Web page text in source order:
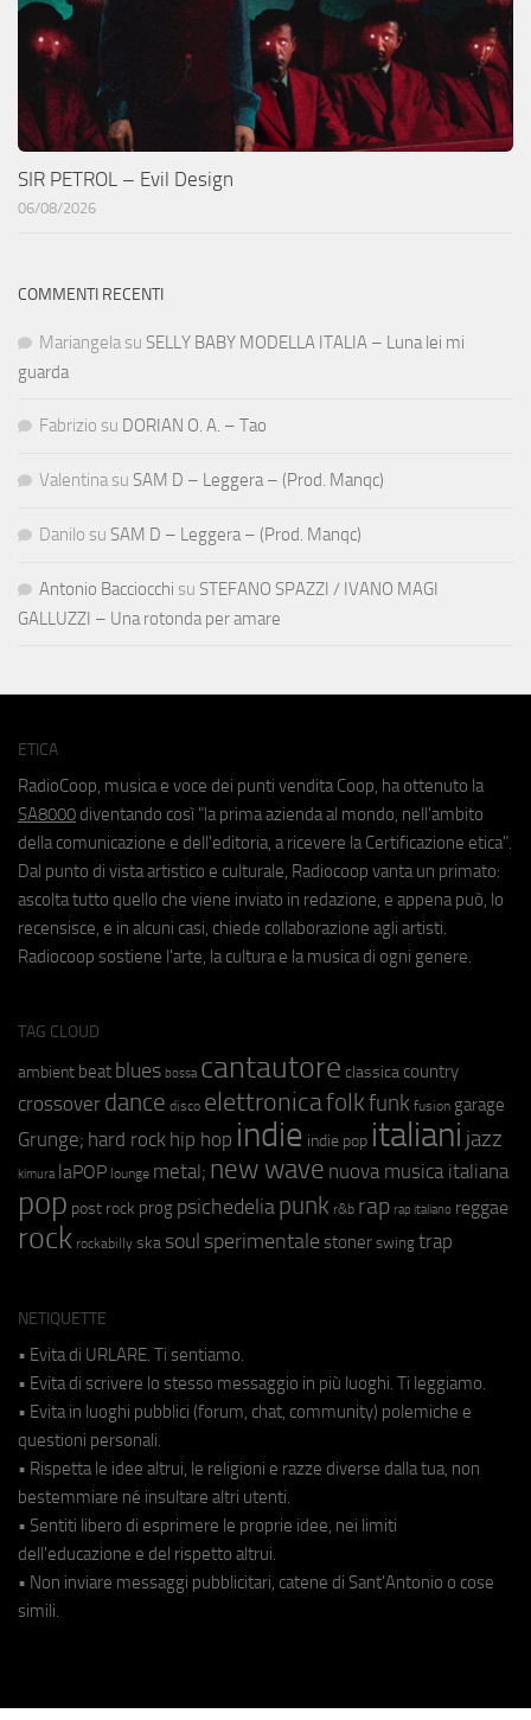
SIR PETROL – Evil Design
06/08/2026
COMMENTI RECENTI
Mariangela su SELLY BABY MODELLA ITALIA – Luna lei mi
guarda
Fabrizio su DORIAN O. A. – Tao
Valentina su SAM D – Leggera – (Prod. Manqc)
Danilo su SAM D – Leggera – (Prod. Manqc)
Antonio Bacciocchi su STEFANO SPAZZI / IVANO MAGI
GALLUZZI – Una rotonda per amare
ETICA
RadioCoop, musica e voce dei punti vendita Coop, ha ottenuto la
SA8000 diventando così "la prima azienda al mondo, nell'ambito
della comunicazione e dell'editoria, a ricevere la Certificazione etica".
Dal punto di vista artistico e culturale, Radiocoop vanta un primato:
ascolta tutto quello che viene inviato in redazione, e appena può, lo
recensisce, e in alcuni casi, chiede collaborazione agli artisti.
Radiocoop sostiene l'arte, la cultura e la musica di ogni genere.
TAG CLOUD
ambient beat blues bossa cantautore classica country
crossover dance disco elettronicafolkfunk fusion garage
Grunge; hard rock hip hop indie indie pop italiani jazz
kimura laPOP lounge metal; new wave nuova musica italiana
pop post rock prog psichedeliapunk r&b rap rap italiano reggae
rock rockabilly ska soul sperimentale stoner swing trap
NETIQUETTE
• Evita di URLARE. Ti sentiamo.
• Evita di scrivere lo stesso messaggio in più luoghi. Ti leggiamo.
• Evita in luoghi pubblici (forum, chat, community) polemiche e
questioni personali.
• Rispetta le idee altrui, le religioni e razze diverse dalla tua, non
bestemmiare né insultare altri utenti.
• Sentiti libero di esprimere le proprie idee, nei limiti
dell'educazione e del rispetto altrui.
• Non inviare messaggi pubblicitari, catene di Sant'Antonio o cose
simili.